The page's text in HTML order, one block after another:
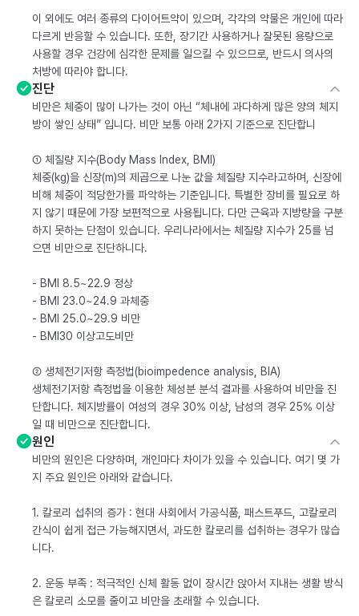
이 외에도 여러 종류의 다이어트약이 있으며, 각각의 약물은 개인에 따라
다르게 반응할 수 있습니다. 또한, 장기간 사용하거나 잘못된 용량으로
사용할 경우 건강에 심각한 문제를 일으킬 수 있으므로, 반드시 의사의
처방에 따라야 합니다.
진단
비만은 체중이 많이 나가는 것이 아닌 “체내에 과다하게 많은 양의 체지
방이 쌓인 상태” 입니다. 비만 보통 아래 2가지 기준으로 진단합니
① 체질량 지수(Body Mass Index, BMI)
체중(kg)을 신장(m)의 제곱으로 나눈 값을 체질량 지수라고하며, 신장에
비해 체중이 적당한가를 파악하는 기준입니다. 특별한 장비를 필요로 하
지 않기 때문에 가장 보편적으로 사용됩니다. 다만 근육과 지방량을 구분
하지 못하는 단점이 있습니다. 우리나라에서는 체질량 지수가 25를 넘
으면 비만으로 진단하니다.
- BMI 8.5~22.9 정상
- BMI 23.0~24.9 과체중
- BMI 25.0~29.9 비만
- BMI30 이상고도비만
② 생체전기저항 측정법(bioimpedence analysis, BIA)
생체전기저항 측정법을 이용한 체성분 분석 결과를 사용하여 비만을 진
단합니다. 체지방률이 여성의 경우 30% 이상, 남성의 경우 25% 이상
일 때 비만으로 진단합니다.
원인
비만의 원인은 다양하며, 개인마다 차이가 있을 수 있습니다. 여기 몇 가
지 주요 원인은 아래와 같습니다.
1. 칼로리 섭취의 증가 : 현대 사회에서 가공식품, 패스트푸드, 고칼로리
간식이 쉽게 접근 가능해지면서, 과도한 칼로리를 섭취하는 경우가 많습
니다.
2. 운동 부족 : 적극적인 신체 활동 없이 장시간 앉아서 지내는 생활 방식
은 칼로리 소모를 줄이고 비만을 초래할 수 있습니다.